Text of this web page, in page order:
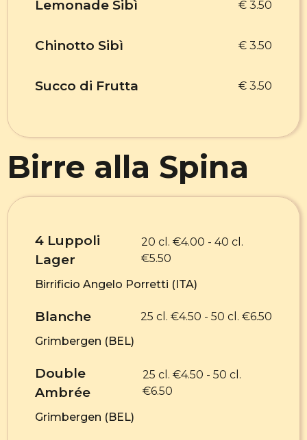
Lemonade Sibì € 3.50
Chinotto Sibì € 3.50
Succo di Frutta € 3.50
Birre alla Spina
4 Luppoli
Lager
20 cl. €4.00 - 40 cl.
€5.50
Birrificio Angelo Porretti (ITA)
Blanche
25 cl. €4.50 - 50 cl. €6.50
Grimbergen (BEL)
Double
Ambrée
25 cl. €4.50 - 50 cl.
€6.50
Grimbergen (BEL)